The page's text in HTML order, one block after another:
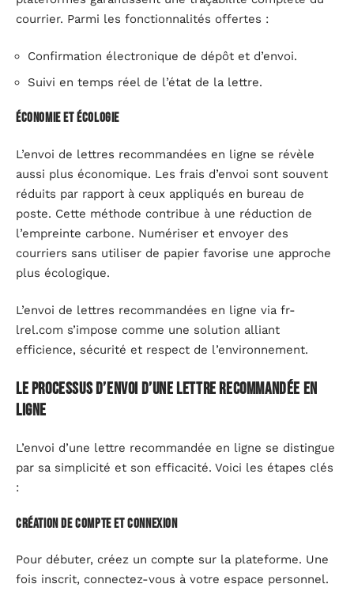
courrier. Parmi les fonctionnalités offertes :
Confirmation électronique de dépôt et d’envoi.
Suivi en temps réel de l’état de la lettre.
Économie et écologie
L’envoi de lettres recommandées en ligne se révèle
aussi plus économique. Les frais d’envoi sont souvent
réduits par rapport à ceux appliqués en bureau de
poste. Cette méthode contribue à une réduction de
l’empreinte carbone. Numériser et envoyer des
courriers sans utiliser de papier favorise une approche
plus écologique.
L’envoi de lettres recommandées en ligne via fr-
lrel.com s’impose comme une solution alliant
efficience, sécurité et respect de l’environnement.
Le processus d’envoi d’une lettre recommandée en
ligne
L’envoi d’une lettre recommandée en ligne se distingue
par sa simplicité et son efficacité. Voici les étapes clés
:
Création de compte et connexion
Pour débuter, créez un compte sur la plateforme. Une
fois inscrit, connectez-vous à votre espace personnel.